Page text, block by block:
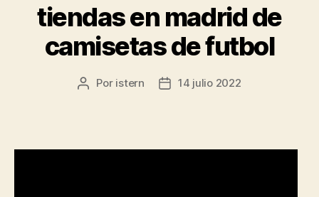
tiendas en madrid de
camisetas de futbol
Autor
Por istern
Fecha14 julio 2022